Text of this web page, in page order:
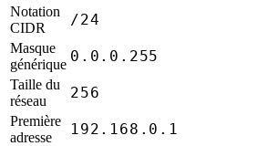
Notation
CIDR
/24
Masque
générique 0.0.0.255
Taille du
réseau
256
Première
adresse
192.168.0.1